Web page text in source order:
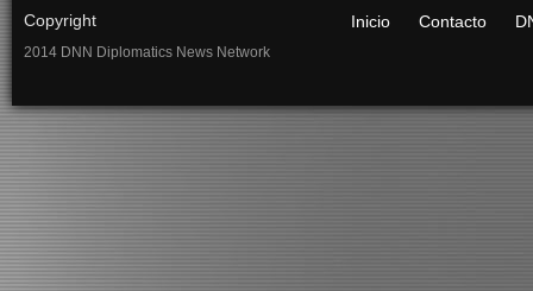
Copyright
2014 DNN Diplomatics News Network
Inicio Contacto